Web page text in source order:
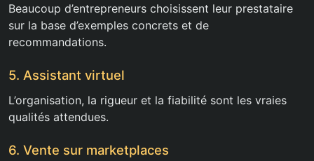
Beaucoup d’entrepreneurs choisissent leur prestataire
sur la base d’exemples concrets et de
recommandations.
5. Assistant virtuel
L’organisation, la rigueur et la fiabilité sont les vraies
qualités attendues.
6. Vente sur marketplaces